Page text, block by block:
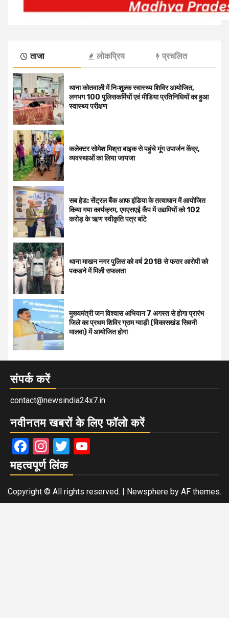
ताजा लोकप्रिय प्रचलित
थाना कोतवाली में निःशुल्क स्वास्थ्य शिविर आयोजित,
लगभग 100 पुलिसकर्मियों एवं मीडिया प्रतिनिधियों का हुआ
स्वास्थ्य परीक्षण
कलेक्टर सोमेश मिश्रा बाइक से पहुंचे मूंग उपार्जन केंद्र,
व्यवस्थाओं का लिया जायजा
सब हेड: सेंट्रल बैंक आफ इंडिया के तत्वाधान में आयोजित
किया गया कार्यक्रम, एमएसएई कैंप में उद्यमियों को 102
करोड़ के ऋण स्वीकृति पत्र बांटे
थाना माखन नगर पुलिस को वर्ष 2018 से फरार आरोपी को
पकडने में मिली सफलता
मुख्यमंत्री जन विश्वास अभियान 7 अगस्त से होगा प्रारंभ
जिले का प्रथम शिविर ग्राम ग्वाड़ी (विकासखंड सिवनी
मालवा) में आयोजित होगा
संपर्क करें
contact@newsindia24x7.in
नवीनतम खबरों के लिए फॉलो करें
Facebook
Instagram
Twitter
महत्वपूर्ण लिंक
Copyright © All rights reserved. | Newsphere by AF themes.